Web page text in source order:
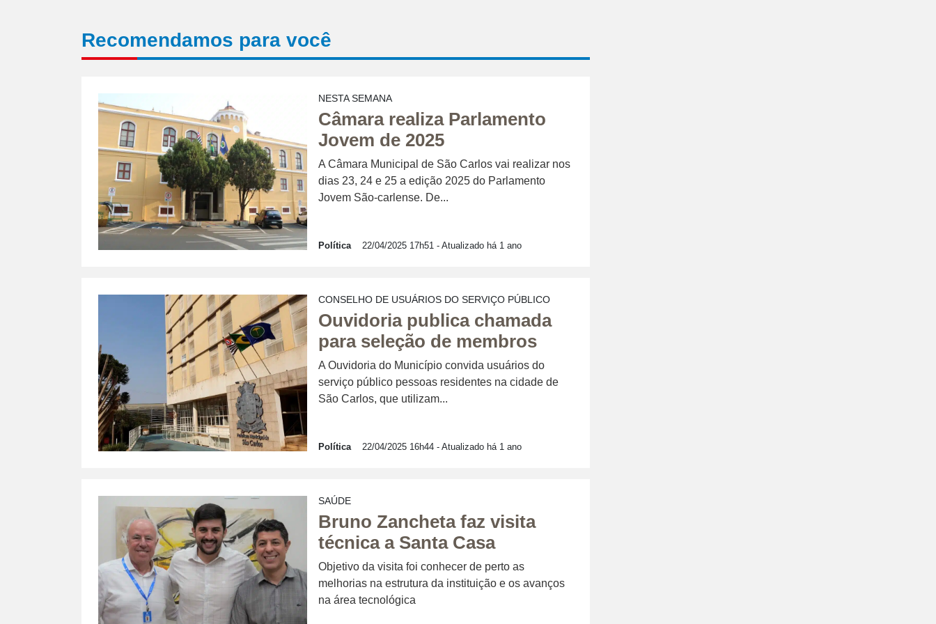
Recomendamos para você
NESTA SEMANA
Câmara realiza Parlamento
Jovem de 2025
A Câmara Municipal de São Carlos vai realizar nos
dias 23, 24 e 25 a edição 2025 do Parlamento
Jovem São-carlense. De...
Política 22/04/2025 17h51 - Atualizado há 1 ano
CONSELHO DE USUÁRIOS DO SERVIÇO PÚBLICO
Ouvidoria publica chamada
para seleção de membros
A Ouvidoria do Município convida usuários do
serviço público pessoas residentes na cidade de
São Carlos, que utilizam...
Política 22/04/2025 16h44 - Atualizado há 1 ano
SAÚDE
Bruno Zancheta faz visita
técnica a Santa Casa
Objetivo da visita foi conhecer de perto as
melhorias na estrutura da instituição e os avanços
na área tecnológica